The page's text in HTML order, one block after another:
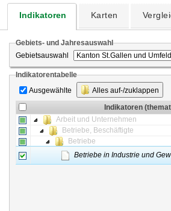
Indikatoren Karten
Gebiets- und Jahresauswahl
Gebietsauswahl
Indikatorentabelle
Ausgewählte
Alles auf-/zuklappen
Indikatoren
Arbeit und Unternehmen
Betriebe, Beschäftigte
Betriebe
Betriebe in Industrie und